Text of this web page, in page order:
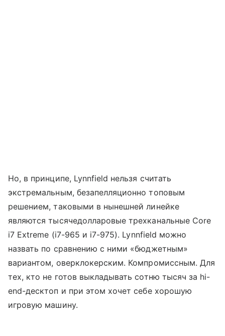
Но, в принципе, Lynnfield нельзя считать
экстремальным, безапелляционно топовым
решением, таковыми в нынешней линейке
являются тысячедолларовые трехканальные Core
i7 Extreme (i7-965 и i7-975). Lynnfield можно
назвать по сравнению с ними «бюджетным»
вариантом, оверклокерским. Компромиссным. Для
тех, кто не готов выкладывать сотню тысяч за hi-
end-десктоп и при этом хочет себе хорошую
игровую машину.